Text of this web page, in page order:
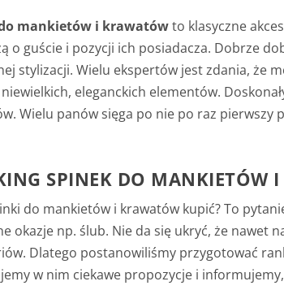
mankietów i krawatówto klasyczne
o guście i pozycji ich posiadacza. Dobrze
stylizacji. Wielu ekspertów jest zdania, że
eleganckich elementów.
Wielu panów sięga po nie po raz pierwszy
SPINEK DO MANKIETÓW
do mankietów i krawatów kupić? To
okazje np. ślub. Nie da się ukryć, że
Dlatego postanowiliśmy przygotować
w nim ciekawe propozycje i